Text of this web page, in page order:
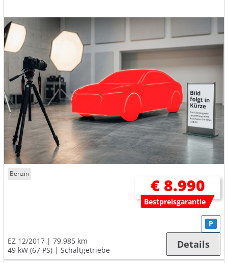
Benzin
€ 8.990
Bestpreisgarantie
EZ 12/2017
79.985 km
49 kW (67 PS)
Schaltgetriebe
P
Details